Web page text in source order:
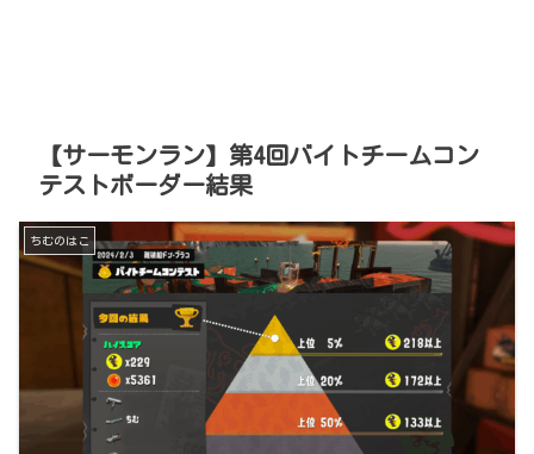
【サーモンラン】第4回バイトチームコン
テストボーダー結果
ちむのはこ